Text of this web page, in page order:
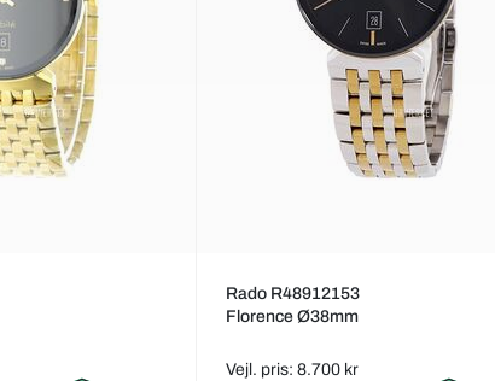
Rado R48912153
Florence Ø38mm
Vejl. pris: 8.700 kr